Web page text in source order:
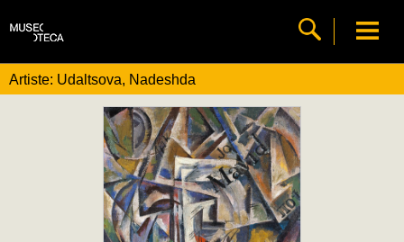
Artiste: Udaltsova, Nadeshda